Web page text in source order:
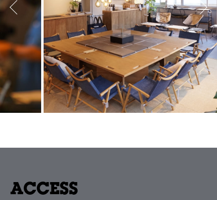
ACCESS